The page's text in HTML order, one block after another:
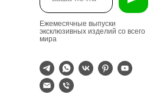
Ежемесячные выпуски
эксклюзивных изделий со всего
мира